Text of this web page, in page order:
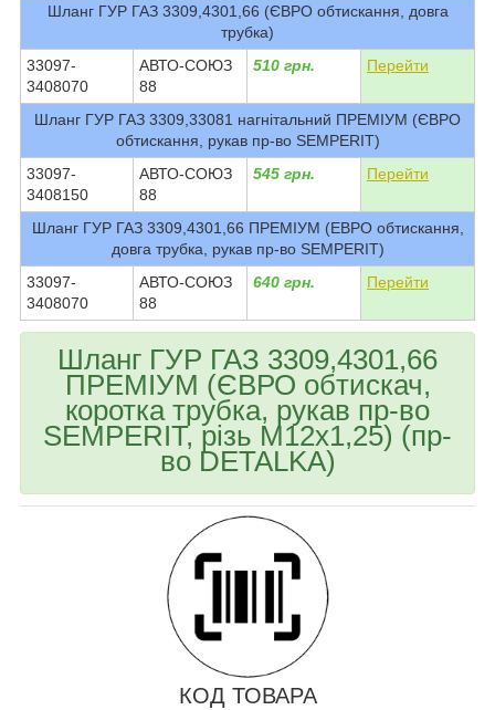
Шланг ГУР ГАЗ 3309,4301,66 (ЄВРО обтискання, довга
трубка)
33097-
3408070
АВТО-СОЮЗ
88
510 грн. Перейти
Шланг ГУР ГАЗ 3309,33081 нагнітальний ПРЕМІУМ (ЄВРО
обтискання, рукав пр-во SEMPERIT)
33097-
3408150
АВТО-СОЮЗ
88
545 грн. Перейти
Шланг ГУР ГАЗ 3309,4301,66 ПРЕМІУМ (ЕВРО обтискання,
довга трубка, рукав пр-во SEMPERIT)
33097-
3408070
АВТО-СОЮЗ
88
640 грн. Перейти
Шланг ГУР ГАЗ 3309,4301,66
ПРЕМІУМ (ЄВРО обтискач,
коротка трубка, рукав пр-во
SEMPERIT, різь М12х1,25) (пр-
во DETALKA)
КОД ТОВАРА